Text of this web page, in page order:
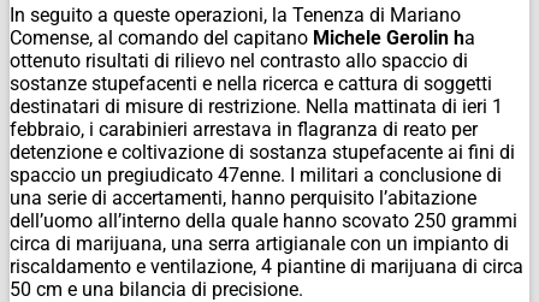
In seguito a queste operazioni, la Tenenza di Mariano
Comense, al comando del capitano Michele Gerolin ha
ottenuto risultati di rilievo nel contrasto allo spaccio di
sostanze stupefacenti e nella ricerca e cattura di soggetti
destinatari di misure di restrizione. Nella mattinata di ieri 1
febbraio, i carabinieri arrestava in flagranza di reato per
detenzione e coltivazione di sostanza stupefacente ai fini di
spaccio un pregiudicato 47enne. I militari a conclusione di
una serie di accertamenti, hanno perquisito l’abitazione
dell’uomo all’interno della quale hanno scovato 250 grammi
circa di marijuana, una serra artigianale con un impianto di
riscaldamento e ventilazione, 4 piantine di marijuana di circa
50 cm e una bilancia di precisione.